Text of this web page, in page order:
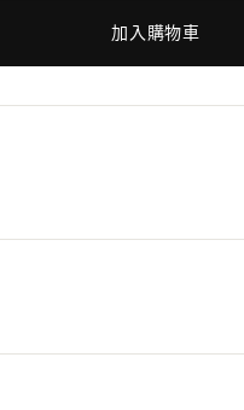
加入購物車